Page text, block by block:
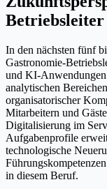
Betriebsleiter
In den nächsten fünf
Gastronomie-
und KI-
analytischen
organisatorischer
Mitarbeitern und
Digitalisierung im
Aufgabenprofile
technologische
in diesem Beruf.